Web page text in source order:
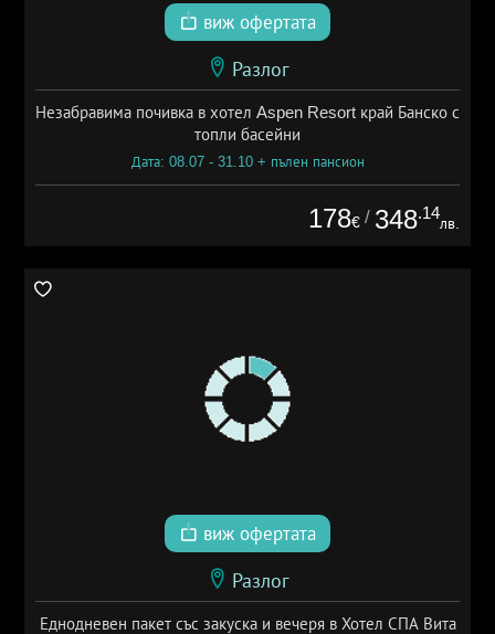
виж офертата
Разлог
Незабравима почивка в хотел Aspen Resort край Банско с
топли басейни
Дата: 08.07 - 31.10 + пълен пансион
178€ / 348.14
лв.
виж офертата
Разлог
Еднодневен пакет със закуска и вечеря в Хотел СПА Вита